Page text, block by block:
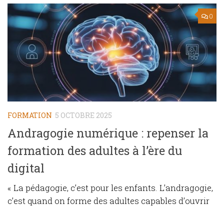
0
FORMATION 5 OCTOBRE 2025
Andragogie numérique : repenser la
formation des adultes à l’ère du
digital
« La pédagogie, c’est pour les enfants. L’andragogie,
c’est quand on forme des adultes capables d’ouvrir